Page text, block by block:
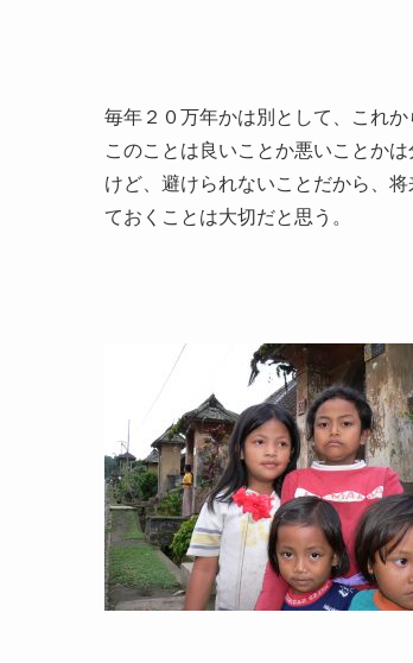
毎年２０万年かは別として、これ
このことは良いことか悪いことかは
けど、避けられないことだから、
ておくことは大切だと思う。